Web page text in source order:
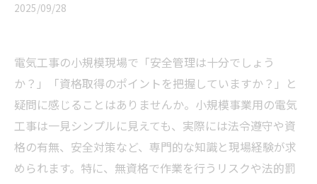
2025/09/28
電気工事の小規模現場で「安全管理は十分でしょう
か？」「資格取得のポイントを把握していますか？」と
疑問に感じることはありませんか。小規模事業用の電気
工事は一見シンプルに見えても、実際には法令遵守や資
格の有無、安全対策など、専門的な知識と現場経験が求
められます。特に、無資格で作業を行うリスクや法的罰